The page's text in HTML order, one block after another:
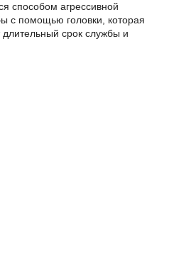
способом агрессивной
с помощью головки, которая
длительный срок службы и